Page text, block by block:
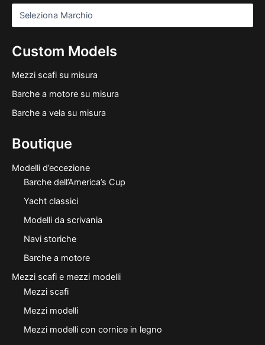
Custom Models
Mezzi scafi su misura
Barche a motore su misura
Barche a vela su misura
Boutique
Modelli d’eccezione
Barche dell’America’s Cup
Yacht classici
Modelli da scrivania
Navi storiche
Barche a motore
Mezzi scafi e mezzi modelli
Mezzi scafi
Mezzi modelli
Mezzi modelli con cornice in legno